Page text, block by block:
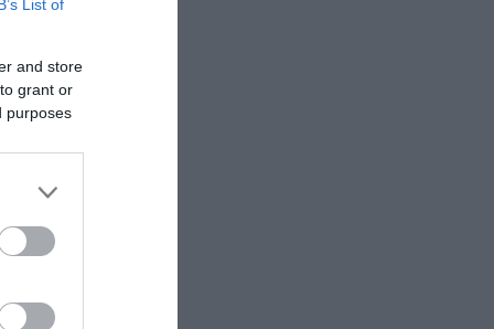
List of
and store
grant or
purposes